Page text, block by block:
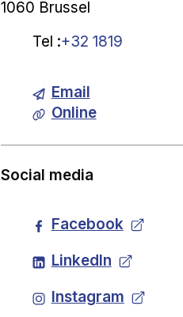
1060 Brussel
Tel :+32 1819
Email
Online
Social media
Facebook
LinkedIn
Instagram